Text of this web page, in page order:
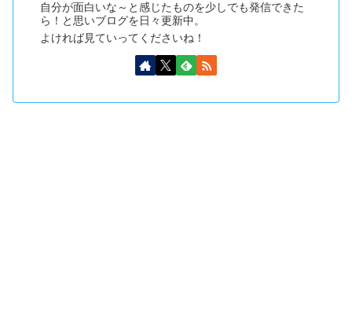
自分が面白いな～と感じたものを少しでも発信できた
ら！と思いブログを日々更新中。
よければ見ていってくださいね！